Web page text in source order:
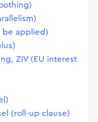
be applied)
ZIV (EU interest
(roll-up clause)